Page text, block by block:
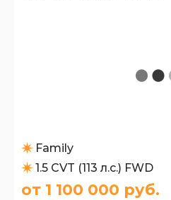
Family
1.5 CVT (113 л.с.) FWD
от 1 100 000 руб.